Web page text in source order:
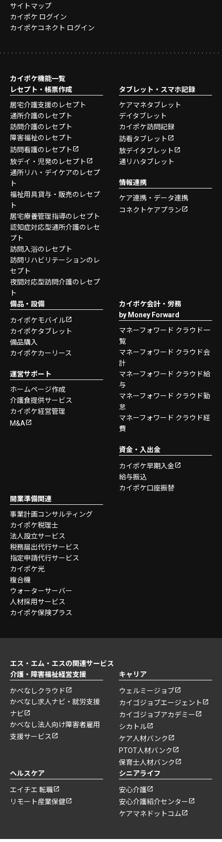
サイトマップ
カイポケ ログイン
カイポケコネクト ログイン
カイポケ機能一覧
レセプト・帳票作成
居宅介護支援のレセプト
通所介護のレセプト
訪問介護のレセプト
障害福祉のレセプト
訪問看護のレセプト
放デイ・児発のレセプト
通所リハ・デイケアのレセプ
ト
福祉用具貸与・販売のレセプ
ト
居宅療養管理指導のレセプト
認知症対応型通所介護のレセ
プト
訪問入浴のレセプト
訪問リハビリテーションのレ
セプト
夜間対応型訪問介護のレセプ
ト
タブレット・スマホ記録
ケアマネタブレット
デイタブレット
カイポケ訪問記録
訪看タブレット
放デイタブレット
通リハタブレット
情報連携
ケア連携・データ連携
コネクトケアプラン
備品・設備
カイポケモバイル
カイポケタブレット
備品購入
カイポケカーリース
運営サポート
ホームページ作成
介護食提供サービス
カイポケ経営管理
M&A
カイポケ会計・労務
by Money Forward
マネーフォワード クラウド一
覧
マネーフォワード クラウド会
計
マネーフォワード クラウド給
与
マネーフォワード クラウド勤
怠
マネーフォワード クラウド経
費
資金・入出金
カイポケ早期入金
給与振込
カイポケ口座振替
開業準備関連
事業計画コンサルティング
カイポケ税理士
法人設立サービス
税務届出代行サービス
指定申請代行サービス
カイポケ光
複合機
ウォーターサーバー
人材採用サービス
カイポケ保険プラス
エス・エム・エスの関連サービス
介護・障害福祉経営支援
かべなしクラウド
かべなし求人ナビ・就労支援
ナビ
かべなし法人向け障害者雇用
支援サービス
キャリア
ウェルミージョブ
カイゴジョブエージェント
カイゴジョブアカデミー
シカトル
ケア人材バンク
PTOT人材バンク
保育士人材バンク
ヘルスケア
エイチエ 転職
リモート産業保健
シニアライフ
安心介護
安心介護紹介センター
ケアマネドットコム